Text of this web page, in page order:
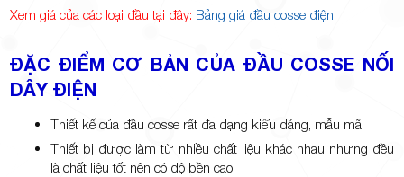
Xem giá của các loại đầu tại đây: Bảng giá đầu cosse điện
ĐẶC ĐIỂM CƠ BẢN CỦA ĐẦU COSSE NỐI
DÂY ĐIỆN
Thiết kế của đầu cosse rất đa dạng kiểu dáng, mẫu mã.
Thiết bị được làm từ nhiều chất liệu khác nhau nhưng đều
là chất liệu tốt nên có độ bền cao.